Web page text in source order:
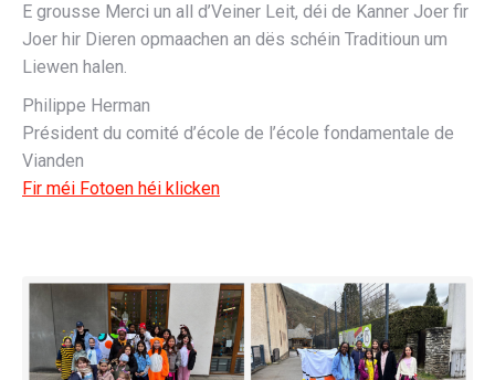
E grousse Merci un all d’Veiner Leit, déi de Kanner Joer fir
Joer hir Dieren opmaachen an dës schéin Traditioun um
Liewen halen.
Philippe Herman
Président du comité d’école de l’école fondamentale de
Vianden
Fir méi Fotoen héi klicken